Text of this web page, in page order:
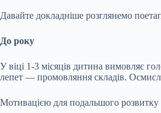
Давайте докладніше розглянемо
До року
У віці 1-3 місяців дитина вимовляє
лепет — промовляння складів.
Мотивацією для подальшого розвитку